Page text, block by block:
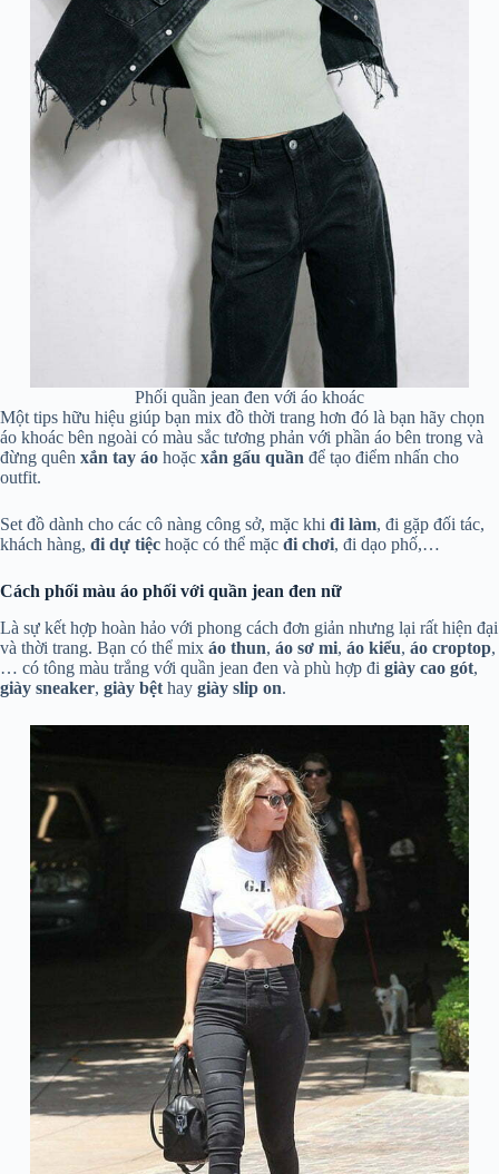
Phối quần jean đen với áo khoác
Một tips hữu hiệu giúp bạn mix đồ thời trang hơn đó là bạn hãy chọn
áo khoác bên ngoài có màu sắc tương phản với phần áo bên trong và
đừng quên xắn tay áo hoặc xắn gấu quần để tạo điểm nhấn cho
outfit.
Set đồ dành cho các cô nàng công sở, mặc khi đi làm, đi gặp đối tác,
khách hàng, đi dự tiệc hoặc có thể mặc đi chơi, đi dạo phố,…
Cách phối màu áo phối với quần jean đen nữ
Là sự kết hợp hoàn hảo với phong cách đơn giản nhưng lại rất hiện đại
và thời trang. Bạn có thể mix áo thun, áo sơ mi, áo kiểu, áo croptop,
… có tông màu trắng với quần jean đen và phù hợp đi giày cao gót,
giày sneaker, giày bệt hay giày slip on.